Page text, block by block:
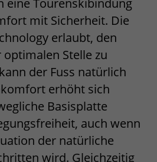
eine Tourenskibindung
mit Sicherheit. Die
erlaubt, den
Stelle zu
der Fuss natürlich
erhöht sich
Basisplatte
auch wenn
der natürliche
wird. Gleichzeitig